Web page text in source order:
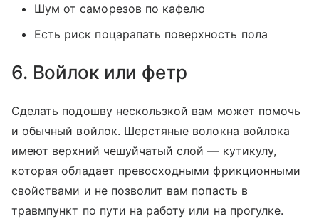
Шум от саморезов по кафелю
Есть риск поцарапать поверхность пола
6. Войлок или фетр
Сделать подошву нескользкой вам может помочь
и обычный войлок. Шерстяные волокна войлока
имеют верхний чешуйчатый слой — кутикулу,
которая обладает превосходными фрикционными
свойствами и не позволит вам попасть в
травмпункт по пути на работу или на прогулке.